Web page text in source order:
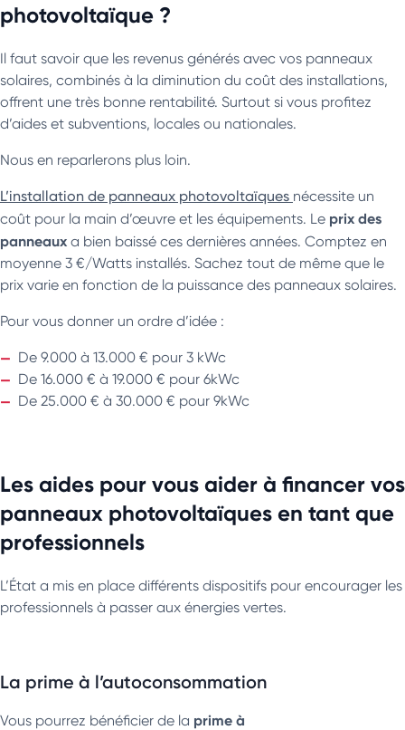
photovoltaïque ?
Il faut savoir que les revenus générés avec vos panneaux
solaires, combinés à la diminution du coût des installations,
offrent une très bonne rentabilité. Surtout si vous profitez
d’aides et subventions, locales ou nationales.
Nous en reparlerons plus loin.
L’installation de panneaux photovoltaïques nécessite un
coût pour la main d’œuvre et les équipements. Le prix des
panneaux a bien baissé ces dernières années. Comptez en
moyenne 3 €/Watts installés. Sachez tout de même que le
prix varie en fonction de la puissance des panneaux solaires.
Pour vous donner un ordre d’idée :
De 9.000 à 13.000 € pour 3 kWc
De 16.000 € à 19.000 € pour 6kWc
De 25.000 € à 30.000 € pour 9kWc
Les aides pour vous aider à financer vos
panneaux photovoltaïques en tant que
professionnels
L’État a mis en place différents dispositifs pour encourager les
professionnels à passer aux énergies vertes.
La prime à l’autoconsommation
Vous pourrez bénéficier de la prime à